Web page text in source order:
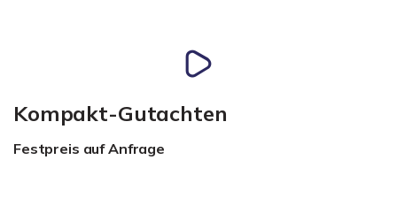
Kompakt-Gutachten
Festpreis auf Anfrage